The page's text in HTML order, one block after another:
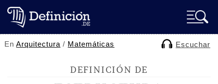
EnArquitectura / Matemáticas Escuchar
DEFINICIÓN DE